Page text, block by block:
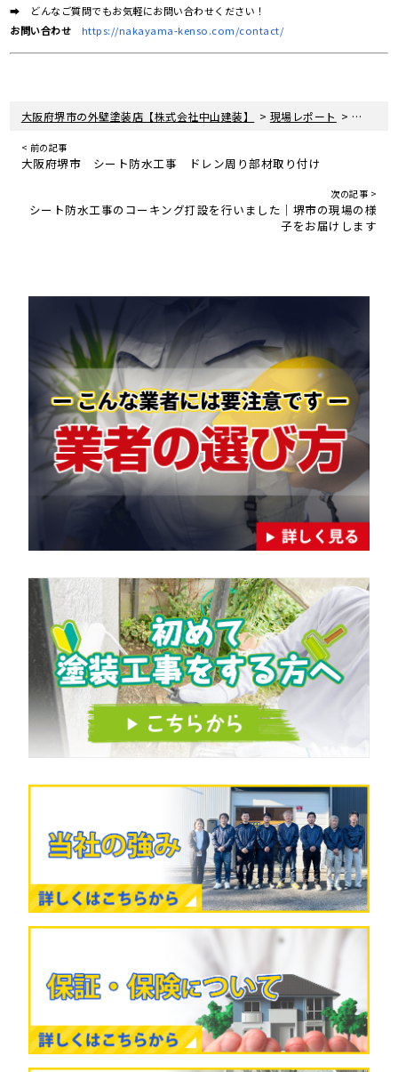
➡ どんなご質問でもお気軽にお問い合わせください！
お問い合わせ
https://nakayama-kenso.com/contact/
大阪府堺市の外壁塗装店【株式会社中山建装】 > 現場レポート > 大阪府
< 前の記事
大阪府堺市 シート防水工事 ドレン周り部材取り付け
次の記事 >
シート防水工事のコーキング打設を行いました｜堺市の現場の様
子をお届けします